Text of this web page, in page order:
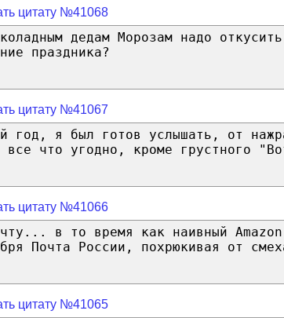
цитату №41068
дедам Морозам надо
праздника?
цитату №41067
год, я был готов услышать, от
все что угодно, кроме грустного
цитату №41066
в то время как наивный
Почта России, похрюкивая от
цитату №41065